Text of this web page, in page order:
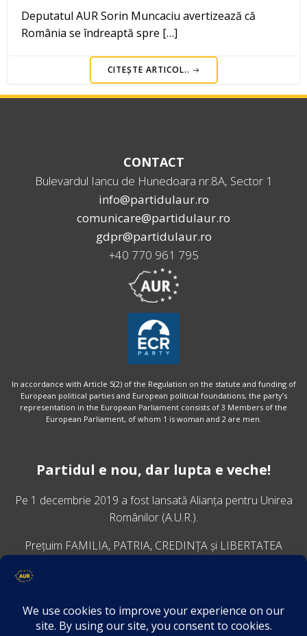
Deputatul AUR Sorin Muncaciu avertizează că
România se îndreaptă spre […]
CITEȘTE ARTICOL..
CONTACT
Bulevardul Iancu de Hunedoara nr.8A, Sector 1
info@partidulaur.ro
comunicare@partidulaur.ro
gdpr@partidulaur.ro
+40 770 961 795
In accordance with Article 5(2) of the Regulation on the statute and funding of
European political parties and European political foundations, the party’s
representation in the European Parliament consists of 3 Members of the
European Parliament, of whom 1 is woman and 2 are men.
Partidul e nou, dar lupta e veche!
Pe 1 decembrie 2019 a fost lansatăAlianța pentru Unirea
Românilor (A.U.R.).
Prețuim FAMILIA, PATRIA, CREDINȚA și LIBERTATEA
VINO ALĂTURI DE NOI